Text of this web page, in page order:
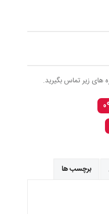
های زیر تماس بگیرید.
برچسب ها